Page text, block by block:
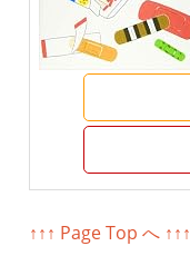
↑↑↑ Page Top へ ↑↑↑